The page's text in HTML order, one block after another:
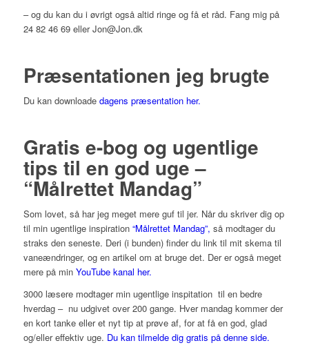
– og du kan du i øvrigt også altid ringe og få et råd. Fang mig på
24 82 46 69 eller Jon@Jon.dk
Præsentationen jeg brugte
Du kan downloade dagens præsentation her.
Gratis e-bog og ugentlige
tips til en god uge –
“Målrettet Mandag”
Som lovet, så har jeg meget mere guf til jer. Når du skriver dig op
til min ugentlige inspiration “Målrettet Mandag”, så modtager du
straks den seneste. Deri (i bunden) finder du link til mit skema til
vaneændringer, og en artikel om at bruge det. Der er også meget
mere på min YouTube kanal her.
3000 læsere modtager min ugentlige inspitation til en bedre
hverdag – nu udgivet over 200 gange. Hver mandag kommer der
en kort tanke eller et nyt tip at prøve af, for at få en god, glad
og/eller effektiv uge. Du kan tilmelde dig gratis på denne side.